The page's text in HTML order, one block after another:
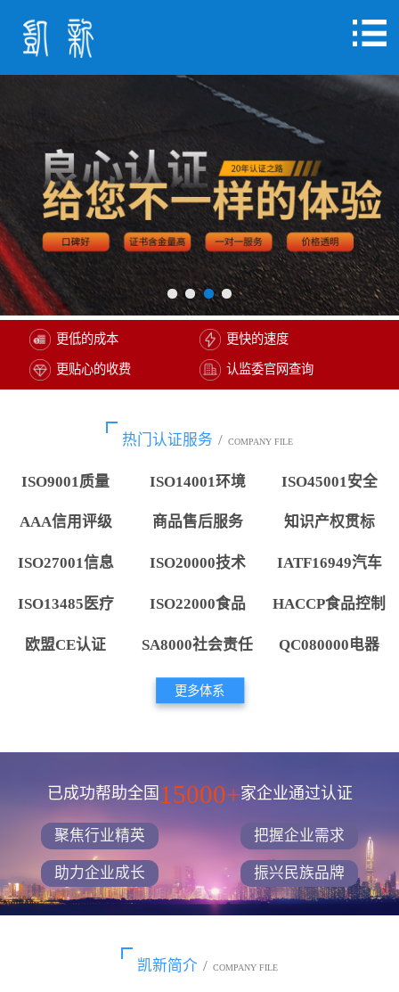
更低的成本 更快的速度
更贴心的收费 认监委官网查询
热门认证服务 / COMPANY FILE
ISO9001质量 ISO14001环境 ISO45001安全
AAA信用评级 商品售后服务 知识产权贯标
ISO27001信息 ISO20000技术 IATF16949汽车
ISO13485医疗 ISO22000食品 HACCP食品控制
欧盟CE认证 SA8000社会责任 QC080000电器
更多体系
已成功帮助全国 15000+家企业通过认证
聚焦行业精英 把握企业需求
助力企业成长 振兴民族品牌
凯新简介 / COMPANY FILE